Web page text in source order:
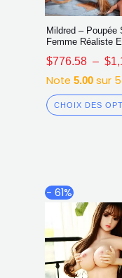
Mildred – Poupée
Femme Réaliste
$776.58 – $
Note 5.00sur 5
CHOIX DES
- 61%